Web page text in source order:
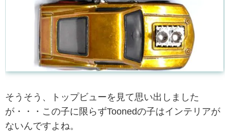
そうそう、トップビューを見て思い出しました
が・・・この子に限らずToonedの子はインテリアが
ないんですよね。